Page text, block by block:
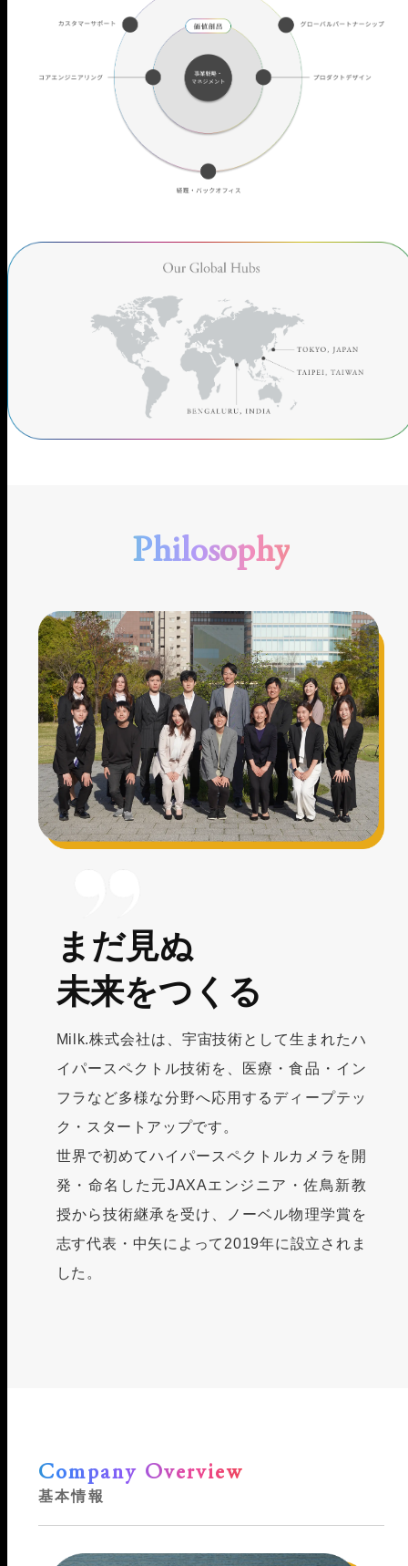
Philosophy
まだ見ぬ
未来をつくる
Milk.株式会社は、宇宙技術として生まれたハ
イパースペクトル技術を、医療・食品・イン
フラなど多様な分野へ応用するディープテッ
ク・スタートアップです。
世界で初めてハイパースペクトルカメラを開
発・命名した元JAXAエンジニア・佐鳥新教
授から技術継承を受け、ノーベル物理学賞を
志す代表・中矢によって2019年に設立されま
した。
Company Overview
基本情報